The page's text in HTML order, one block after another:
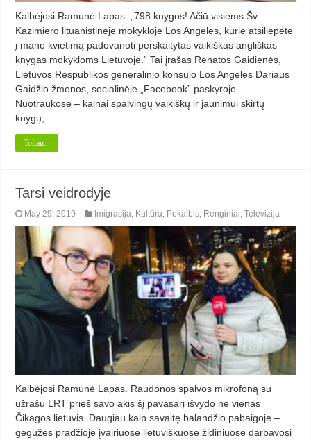
Kalbėjosi Ramunė Lapas. „798 knygos! Ačiū visiems Šv.
Kazimiero lituanistinėje mokykloje Los Angeles, kurie atsiliepėte
į mano kvietimą padovanoti perskaitytas vaikiškas angliškas
knygas mokykloms Lietuvoje.” Tai įrašas Renatos Gaidienės,
Lietuvos Respublikos generalinio konsulo Los Angeles Dariaus
Gaidžio žmonos, socialinėje „Facebook” paskyroje.
Nuotraukose – kalnai spalvingų vaikiškų ir jaunimui skirtų
knygų, …
Toliau...
Tarsi veidrodyje
May 29, 2019 Imigracija, Kultūra, Pokalbis, Renginiai,Televizija
Kalbėjosi Ramunė Lapas. Raudonos spalvos mikrofoną su
užrašu LRT prieš savo akis šį pavasarį išvydo ne vienas
Čikagos lietuvis. Daugiau kaip savaitę balandžio pabaigoje –
gegužės pradžioje įvairiuose lietuviškuose židiniuose darbavosi